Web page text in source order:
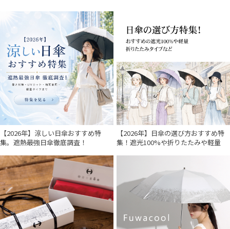
【2026年】涼しい日傘おすすめ特
集。遮熱最強日傘徹底調査！
【2026年】日傘の選び方おすすめ特
集！遮光100%や折りたたみや軽量